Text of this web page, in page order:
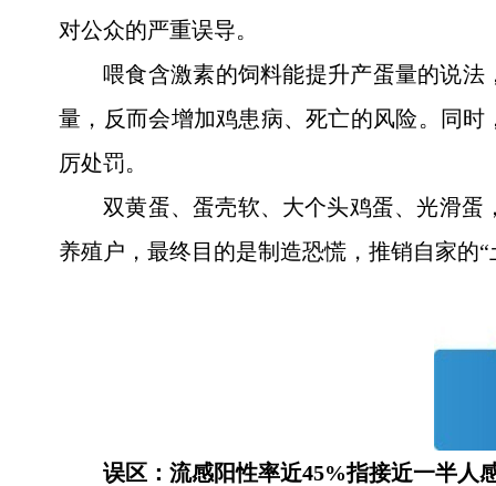
对公众的严重误导。
喂食含激素的饲料能提升产蛋量的说
量，反而会增加鸡患病、死亡的风险。同
厉处罚。
双黄蛋、蛋壳软、大个头鸡蛋、光滑
养殖户，最终目的是制造恐慌，推销自家的
误区：流感阳性率近45%指接近一半人